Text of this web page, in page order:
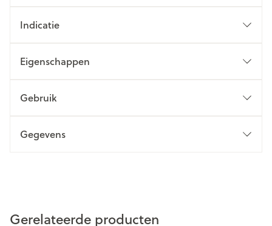
Indicatie
Eigenschappen
Gebruik
Gegevens
Gerelateerde producten